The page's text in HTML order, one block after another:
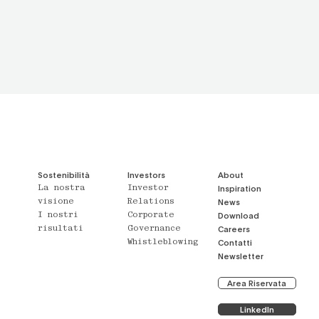
Sostenibilità
La nostra
visione
I nostri
risultati
Investors
Investor
Relations
Corporate
Governance
Whistleblowing
About
Inspiration
News
Download
Careers
Contatti
Newsletter
Area Riservata
LinkedIn